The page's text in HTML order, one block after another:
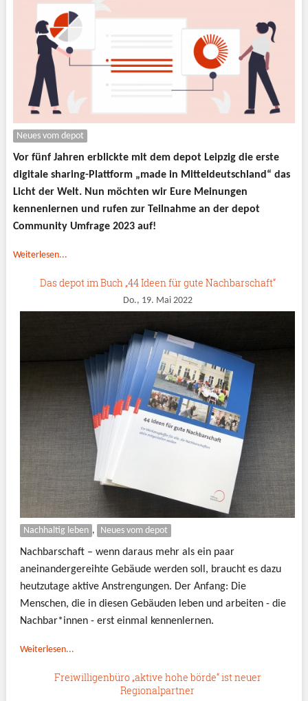
Neues vom depot
Vor fünf Jahren erblickte mit dem depot Leipzig die erste
digitale sharing-Plattform „made in Mitteldeutschland“ das
Licht der Welt. Nun möchten wir Eure Meinungen
kennenlernen und rufen zur Teilnahme an der depot
Community Umfrage 2023 auf!
Weiterlesen...
Das depot im Buch „44 Ideen für gute Nachbarschaft“
Do., 19. Mai 2022
Nachhaltig leben , Neues vom depot
Nachbarschaft – wenn daraus mehr als ein paar
aneinandergereihte Gebäude werden soll, braucht es dazu
heutzutage aktive Anstrengungen. Der Anfang: Die
Menschen, die in diesen Gebäuden leben und arbeiten - die
Nachbar*innen - erst einmal kennenlernen.
Weiterlesen...
Freiwilligenbüro „aktive hohe börde“ ist neuer
Regionalpartner